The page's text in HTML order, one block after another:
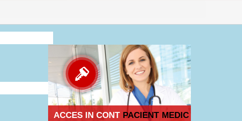
ACCES IN CONT PACIENT MEDIC